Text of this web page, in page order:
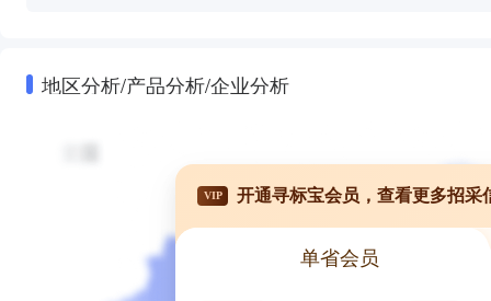
地区分析/产品分析/企业分析
VIP 开通寻标宝会员，查看更多招采
单省会员